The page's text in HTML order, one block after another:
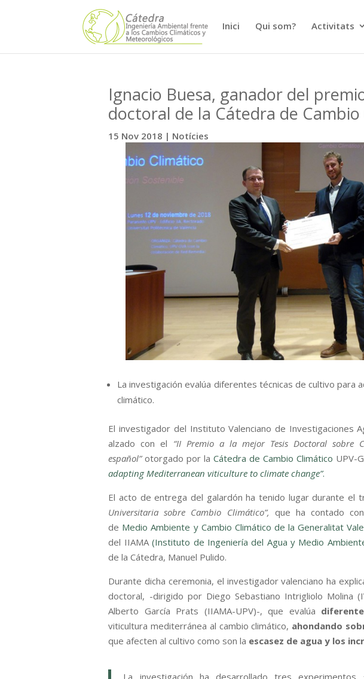
Inici Qui som? Activitats
Ignacio Buesa, ganador del
doctoral de la Cátedra de
15 Nov 2018 | Notícies
La investigación evalúa diferentes técnicas de cultivo para
climático.
El investigador del Instituto Valenciano de Investigaciones
alzado con el “II Premio a la mejor Tesis Doctoral sobre
español”otorgado por laCátedra de Cambio Climático UPV-
adapting Mediterranean viticulture to climate change”.
El acto de entrega del galardón ha tenido lugar durante el
Universitaria sobre Cambio Climático”, que ha contado
de Medio Ambiente y Cambio Climático de la Generalitat
del IIAMA(Instituto de Ingeniería del Agua y Medio
de la Cátedra, Manuel Pulido.
Durante dicha ceremonia, el investigador valenciano ha
doctoral, -dirigido por Diego Sebastiano Intrigliolo Molina
Alberto García Prats (IIAMA-UPV)-, que evalúa
viticultura mediterránea al cambio climático, ahondando
que afecten al cultivo como son la escasez de agua y los